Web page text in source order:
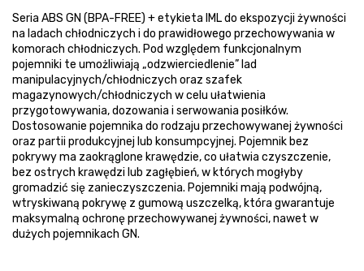
Seria ABS GN (BPA-FREE) + etykieta IML do ekspozycji żywności
na ladach chłodniczych i do prawidłowego przechowywania w
komorach chłodniczych. Pod względem funkcjonalnym
pojemniki te umożliwiają „odzwierciedlenie” lad
manipulacyjnych/chłodniczych oraz szafek
magazynowych/chłodniczych w celu ułatwienia
przygotowywania, dozowania i serwowania posiłków.
Dostosowanie pojemnika do rodzaju przechowywanej żywności
oraz partii produkcyjnej lub konsumpcyjnej. Pojemnik bez
pokrywy ma zaokrąglone krawędzie, co ułatwia czyszczenie,
bez ostrych krawędzi lub zagłębień, w których mogłyby
gromadzić się zanieczyszczenia. Pojemniki mają podwójną,
wtryskiwaną pokrywę z gumową uszczelką, która gwarantuje
maksymalną ochronę przechowywanej żywności, nawet w
dużych pojemnikach GN.